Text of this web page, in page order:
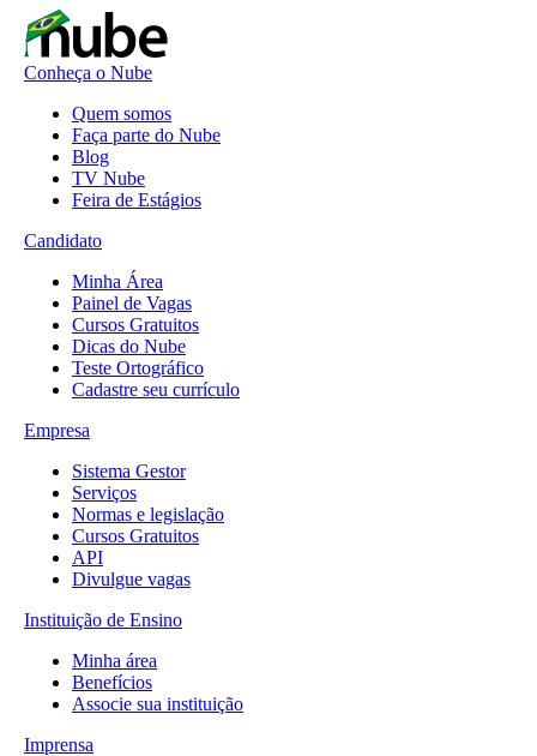
Conheça o Nube
Quem somos
Faça parte do Nube
Blog
TV Nube
Feira de Estágios
Candidato
Minha Área
Painel de Vagas
Cursos Gratuitos
Dicas do Nube
Teste Ortográfico
Cadastre seu currículo
Empresa
Sistema Gestor
Serviços
Normas e legislação
Cursos Gratuitos
API
Divulgue vagas
Instituição de Ensino
Minha área
Benefícios
Associe sua instituição
Imprensa